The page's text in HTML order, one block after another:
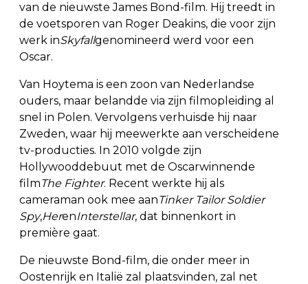
van de nieuwste James Bond-film. Hij treedt in
de voetsporen van Roger Deakins, die voor zijn
werk inSkyfallgenomineerd werd voor een
Oscar.
Van Hoytema is een zoon van Nederlandse
ouders, maar belandde via zijn filmopleiding al
snel in Polen. Vervolgens verhuisde hij naar
Zweden, waar hij meewerkte aan verscheidene
tv-producties. In 2010 volgde zijn
Hollywooddebuut met de Oscarwinnende
filmThe Fighter. Recent werkte hij als
cameraman ook mee aanTinker Tailor Soldier
Spy,HerenInterstellar, dat binnenkort in
première gaat.
De nieuwste Bond-film, die onder meer in
Oostenrijk en Italië zal plaatsvinden, zal net